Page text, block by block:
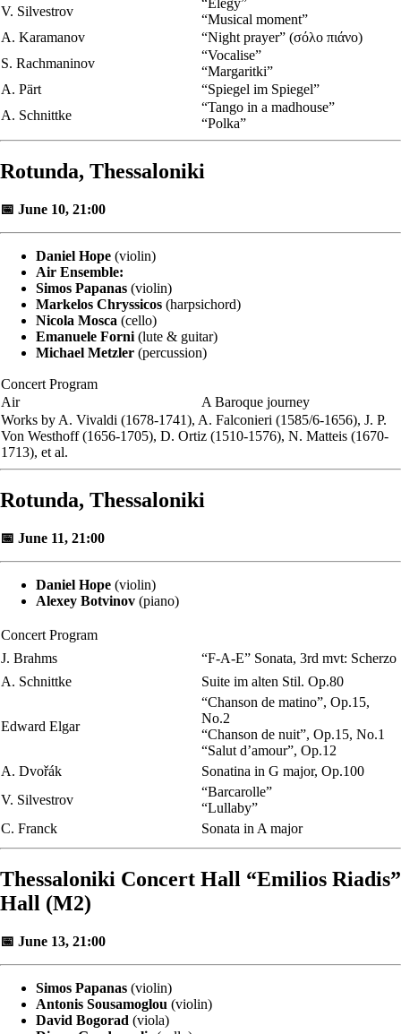
V. Silvestrov
“Elegy”
“Musical moment”
A. Karamanov
“Night prayer” (σόλο πιάνο)
S. Rachmaninov
“Vocalise”
“Margaritki”
A. Pärt
“Spiegel im Spiegel”
A. Schnittke
“Tango in a madhouse”
“Polka”
Rotunda, Thessaloniki
📅 June 10, 21:00
Daniel Hope (violin)
Air Ensemble:
Simos Papanas (violin)
Markelos Chryssicos (harpsichord)
Nicola Mosca (cello)
Emanuele Forni (lute & guitar)
Michael Metzler (percussion)
Concert Program
Air
A Baroque journey
Works by A. Vivaldi (1678-1741), A. Falconieri (1585/6-1656), J. P.
Von Westhoff (1656-1705), D. Ortiz (1510-1576), N. Matteis (1670-
1713), et al.
Rotunda, Thessaloniki
📅 June 11, 21:00
Daniel Hope (violin)
Alexey Botvinov (piano)
Concert Program
J. Brahms
“F-A-E” Sonata, 3rd mvt: Scherzo
A. Schnittke
Suite im alten Stil. Op.80
Edward Elgar
“Chanson de matino”, Op.15,
No.2
“Chanson de nuit”, Op.15, No.1
“Salut d’amour”, Op.12
A. Dvořák
Sonatina in G major, Op.100
V. Silvestrov
“Barcarolle”
“Lullaby”
C. Franck
Sonata in A major
Thessaloniki Concert Hall “Emilios Riadis”
Hall (M2)
📅 June 13, 21:00
Simos Papanas (violin)
Antonis Sousamoglou (violin)
David Bogorad (viola)